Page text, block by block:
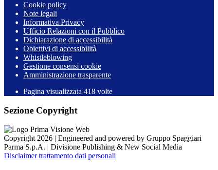
Cookie policy
Note legali
Informativa Privacy
Ufficio Relazioni con il Pubblico
Dichiarazione di accessibilità
Obiettivi di accessibilità
Whistleblowing
Gestione consensi cookie
Amministrazione trasparente
Pagina visualizzata 418 volte
Sezione Copyright
Copyright 2026 | Engineered and powered by Gruppo Spaggiari
Parma S.p.A. | Divisione Publishing & New Social Media
Disclaimer trattamento dati personali